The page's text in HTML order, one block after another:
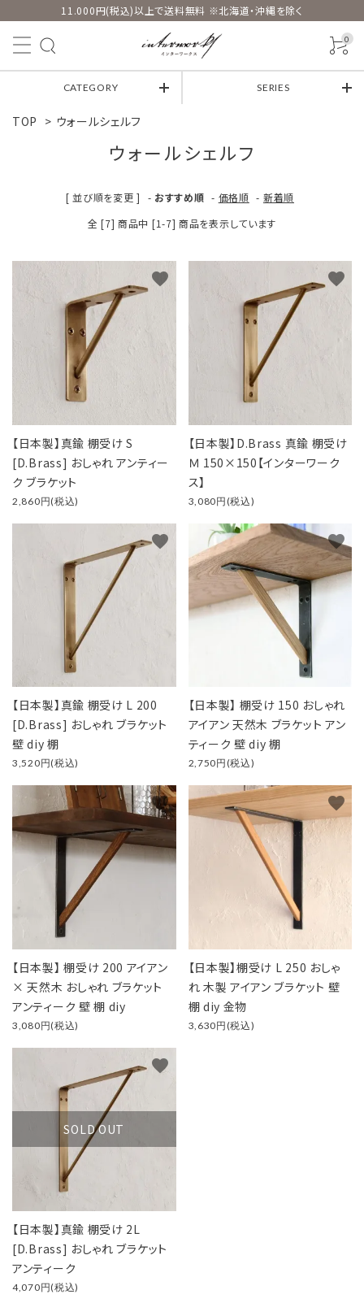
11.000円(税込)以上で送料無料 ※北海道・沖縄を除く
0
CATEGORY SERIES
TOP > ウォールシェルフ
ウォールシェルフ
[ 並び順を変更 ] - おすすめ順 - 価格順 - 新着順
全 [7] 商品中 [1-7] 商品を表示しています
【日本製】真鍮 棚受け S
[D.Brass] おしゃれ アンティー
ク ブラケット
2,860円(税込)
favorite
【日本製】D.Brass 真鍮 棚受け
Ｍ 150×150【インターワーク
ス】
3,080円(税込)
favorite
【日本製】真鍮 棚受け L 200
[D.Brass] おしゃれ ブラケット
壁 diy 棚
3,520円(税込)
favorite
【日本製】 棚受け 150 おしゃれ
アイアン 天然木 ブラケット アン
ティーク 壁 diy 棚
2,750円(税込)
favorite
【日本製】 棚受け 200 アイアン
× 天然木 おしゃれ ブラケット
アンティーク 壁 棚 diy
3,080円(税込)
favorite
【日本製】棚受け L 250 おしゃ
れ 木製 アイアン ブラケット 壁
棚 diy 金物
3,630円(税込)
favorite
SOLD OUT
【日本製】真鍮 棚受け 2L
[D.Brass] おしゃれ ブラケット
アンティーク
4,070円(税込)
favorite
キーワード
カテゴリー